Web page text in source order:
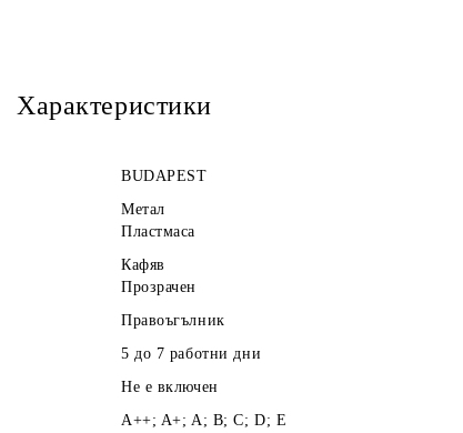
Характеристики
BUDAPEST
Метал
Пластмаса
Кафяв
Прозрачен
Правоъгълник
5 до 7 работнидни
Не е включен
A++; A+; A; B; C; D; E